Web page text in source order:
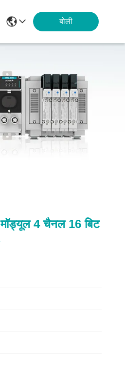
बोली
मॉड्यूल 4 चैनल 16 बिट